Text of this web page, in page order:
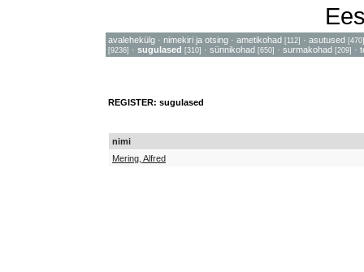
avalehekülg · nimekiri ja otsing · ametikohad [112] · asutused [470]
[9236] · sugulased [310] · sünnikohad [650] · surmakohad [209] ·
REGISTER: sugulased
nimi
Mering, Alfred